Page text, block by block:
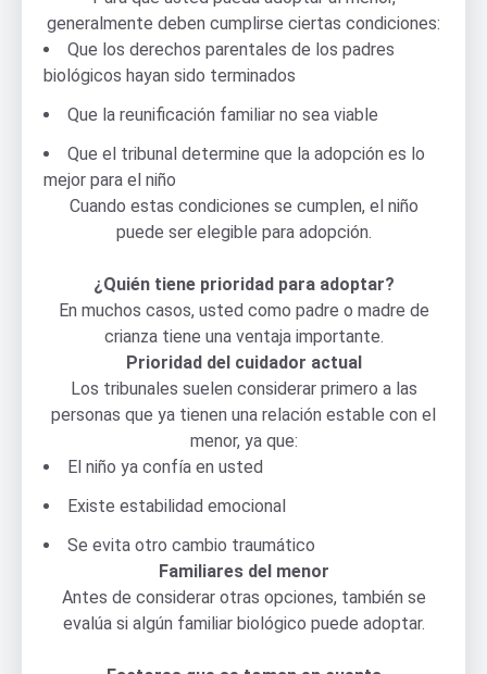
generalmente deben cumplirse ciertas condiciones:
Que los derechos parentales de los padres
biológicos hayan sido terminados
Que la reunificación familiar no sea viable
Que el tribunal determine que la adopción es lo
mejor para el niño
Cuando estas condiciones se cumplen, el niño
puede ser elegible para adopción.
¿Quién tiene prioridad para adoptar?
En muchos casos, usted como padre o madre de
crianza tiene una ventaja importante.
Prioridad del cuidador actual
Los tribunales suelen considerar primero a las
personas que ya tienen una relación estable con el
menor, ya que:
El niño ya confía en usted
Existe estabilidad emocional
Se evita otro cambio traumático
Familiares del menor
Antes de considerar otras opciones, también se
evalúa si algún familiar biológico puede adoptar.